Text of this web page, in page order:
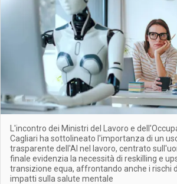
L'incontro dei Ministri del Lavoro e
Cagliari ha sottolineato l'importanza di un
trasparente dell'AI nel lavoro, centrato
finale evidenzia la necessità di reskilling e
transizione equa, affrontando anche i rischi
impatti sulla salute mentale